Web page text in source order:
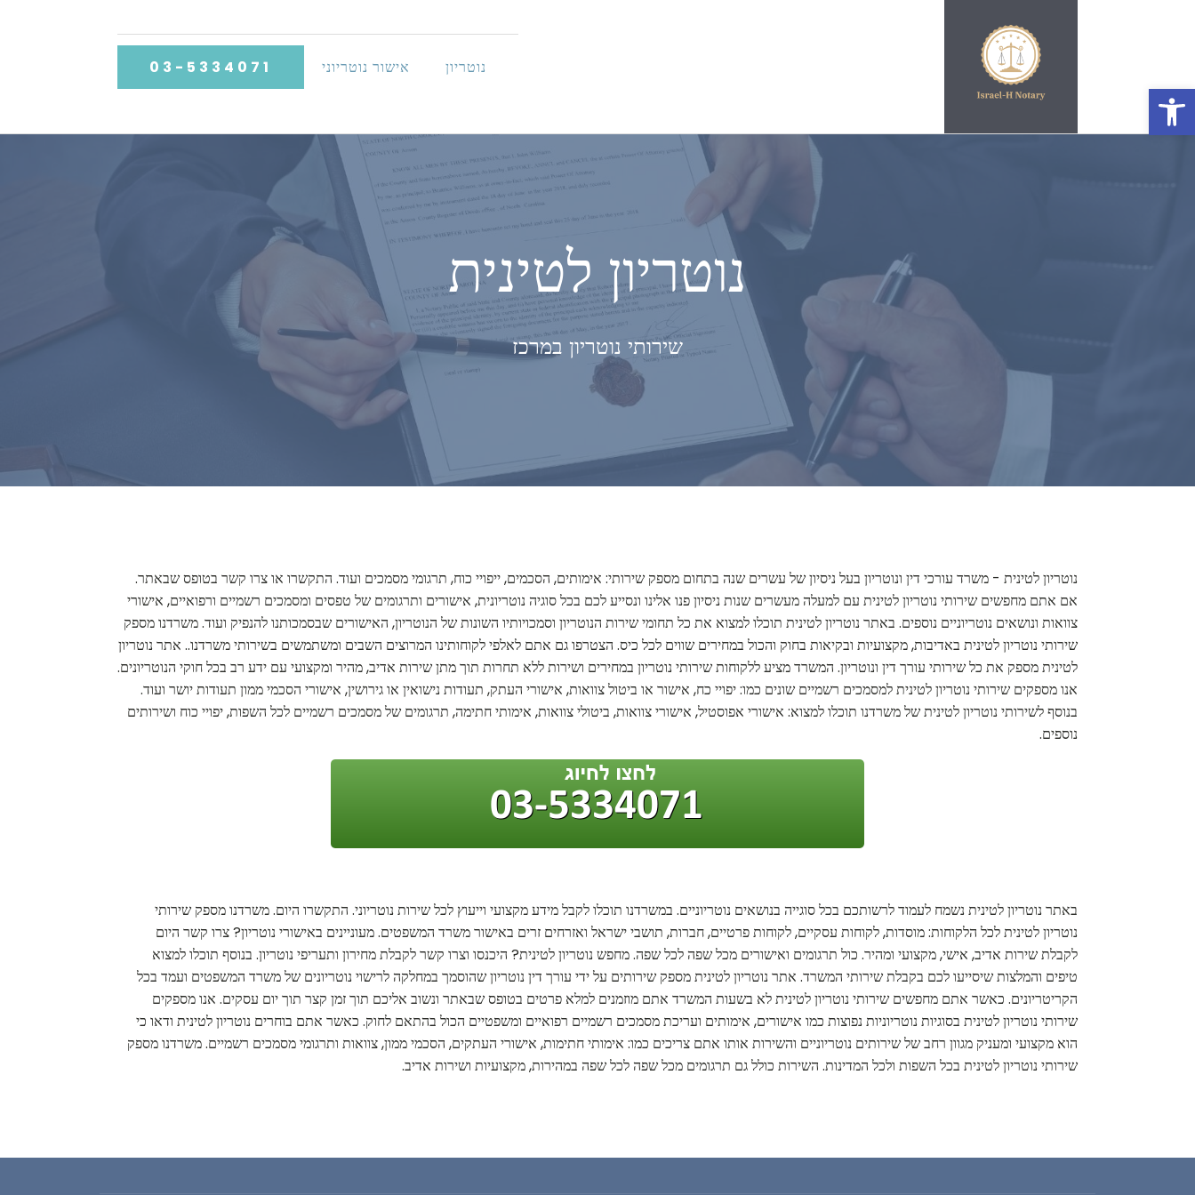
פתח סרגל נגישות
נוטריון אישור נוטריוני 03-5334071
נוטריון לטינית
שירותי נוטריון במרכז
נוטריון לטינית - משרד עורכי דין ונוטריון בעל ניסיון של עשרים שנה בתחום מספק שירותי: אימותים, הסכמים, ייפויי כוח, תרגומי מסמכים ועוד. התקשרו או צרו קשר בטופס שבאתר.
אם אתם מחפשים שירותי נוטריון לטינית עם למעלה מעשרים שנות ניסיון פנו אלינו ונסייע לכם בכל סוגיה נוטריונית, אישורים ותרגומים של טפסים ומסמכים רשמיים ורפואיים, אישורי
צוואות ונושאים נוטריוניים נוספים. באתר נוטריון לטינית תוכלו למצוא את כל תחומי שירות הנוטריון וסמכויותיו השונות של הנוטריון, האישורים שבסמכותנו להנפיק ועוד. משרדנו מספק
שירותי נוטריון לטינית באדיבות, מקצועיות ובקיאות בחוק והכול במחירים שווים לכל כיס. הצטרפו גם אתם לאלפי לקוחותינו המרוצים השבים ומשתמשים בשירותי משרדנו.. אתר נוטריון
לטינית מספק את כל שירותי עורך דין ונוטריון. המשרד מציע ללקוחות שירותי נוטריון במחירים ושירות ללא תחרות תוך מתן שירות אדיב, מהיר ומקצועי עם ידע רב בכל חוקי הנוטריונים.
אנו מספקים שירותי נוטריון לטינית למסמכים רשמיים שונים כמו: יפויי כח, אישור או ביטול צוואות, אישורי העתק, תעודות נישואין או גירושין, אישורי הסכמי ממון תעודות יושר ועוד.
בנוסף לשירותי נוטריון לטינית של משרדנו תוכלו למצוא: אישורי אפוסטיל, אישורי צוואות, ביטולי צוואות, אימותי חתימה, תרגומים של מסמכים רשמיים לכל השפות, יפויי כוח ושירותים
נוספים.
באתר נוטריון לטינית נשמח לעמוד לרשותכם בכל סוגייה בנושאים נוטריוניים. במשרדנו תוכלו לקבל מידע מקצועי וייעוץ לכל שירות נוטריוני. התקשרו היום. משרדנו מספק שירותי
נוטריון לטינית לכל הלקוחות: מוסדות, לקוחות עסקיים, לקוחות פרטיים, חברות, תושבי ישראל ואזרחים זרים באישור משרד המשפטים. מעוניינים באישורי נוטריון? צרו קשר היום
לקבלת שירות אדיב, אישי, מקצועי ומהיר. כול תרגומים ואישורים מכל שפה לכל שפה. מחפש נוטריון לטינית? היכנסו וצרו קשר לקבלת מחירון ותעריפי נוטריון. בנוסף תוכלו למצוא
טיפים והמלצות שיסייעו לכם בקבלת שירותי המשרד. אתר נוטריון לטינית מספק שירותים על ידי עורך דין נוטריון שהוסמך במחלקה לרישוי נוטריונים של משרד המשפטים ועמד בכל
הקריטריונים. כאשר אתם מחפשים שירותי נוטריון לטינית לא בשעות המשרד אתם מוזמנים למלא פרטים בטופס שבאתר ונשוב אליכם תוך זמן קצר תוך יום עסקים. אנו מספקים
שירותי נוטריון לטינית בסוגיות נוטריוניות נפוצות כמו אישורים, אימותים ועריכת מסמכים רשמיים רפואיים ומשפטיים הכול בהתאם לחוק. כאשר אתם בוחרים נוטריון לטינית ודאו כי
הוא מקצועי ומעניק מגוון רחב של שירותים נוטריוניים והשירות אותו אתם צריכים כמו: אימותי חתימות, אישורי העתקים, הסכמי ממון, צוואות ותרגומי מסמכים רשמיים. משרדנו מספק
שירותי נוטריון לטינית בכל השפות ולכל המדינות. השירות כולל גם תרגומים מכל שפה לכל שפה במהירות, מקצועיות ושירות אדיב.